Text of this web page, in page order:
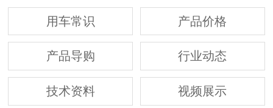
用车常识 产品价格
产品导购 行业动态
技术资料 视频展示